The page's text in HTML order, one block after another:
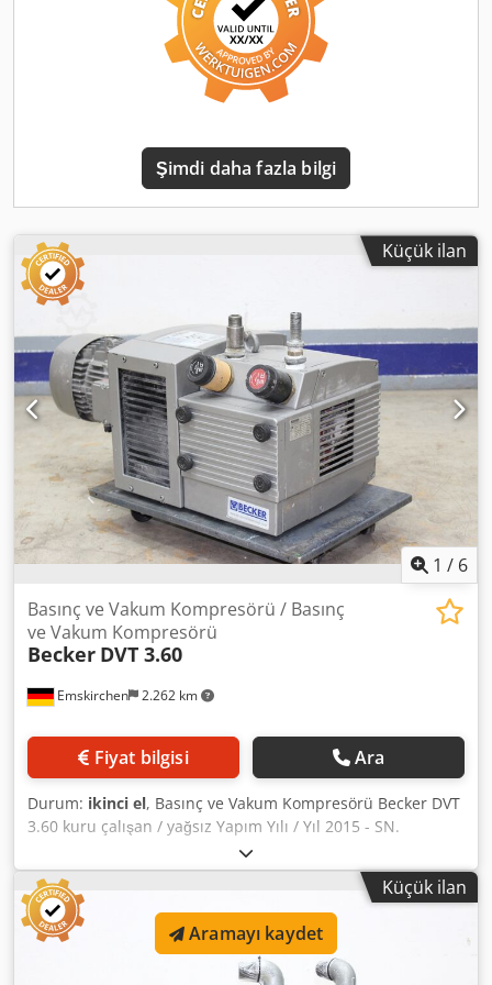
Şimdi daha fazla bilgi
Küçük ilan
1 / 6
Emskirchen 2.262 km
Basınç ve Vakum Kompresörü / Basınç
ve Vakum Kompresörü
Becker DVT 3.60
Fiyat bilgisi Ara
Durum: ikinci el, Basınç ve Vakum Kompresörü Becker DVT
3.60 kuru çalışan / yağsız Yapım Yılı / Yıl 2015 - SN.
D2953819 60 m3/saat Hacimsel akış 50 Hz / Hacimsel akış
50 Hz - 58 m³/h Basınç/Vakum bağıl 50 Hz / Basınç/Vakum
bağıl 50 Hz - ±0,6 bar Çıkış 50 Hz / Güç 50 Hz - 3,0 kW
Dcodpfx Aevk R I Ujl Aek Ses Seviyesi 50 Hz / Gürültü
Seviyesi 50 Hz - 74…75 dB(A) Hacimsel akış 60 Hz /
Hacimsel akış 60 Hz - 69 m³/h Basınç/Vakum bağıl 60 Hz /
Küçük ilan
Aramayı kaydet